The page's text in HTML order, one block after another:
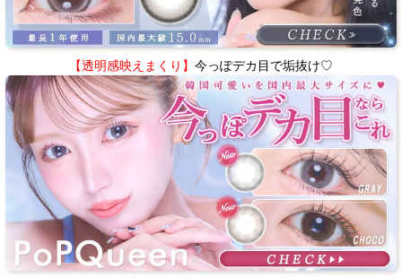
【透明感映えまくり】 今っぽデカ目で垢抜け♡